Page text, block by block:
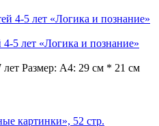
4-5 лет «Логика и познание»
лет Размер: А4: 29 см * 21 см